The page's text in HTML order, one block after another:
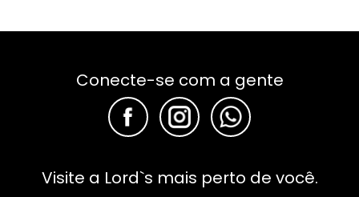
Conecte-se com a gente
F F F
Visite a Lord`s mais perto de você.